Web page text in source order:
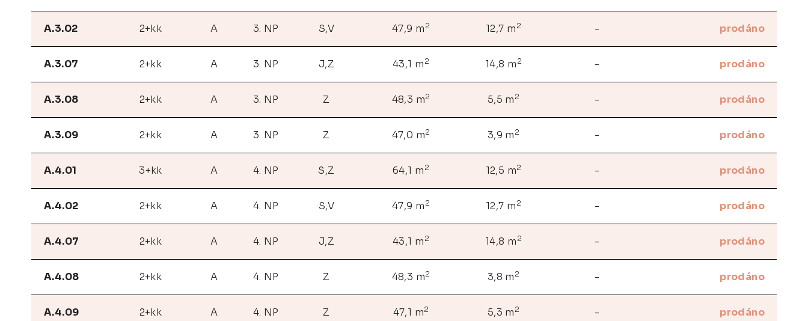
A.3.02 2+kk A 3. NP S,V 47,9 m 2 12,7 m 2 - prodáno
A.3.07 2+kk A 3. NP J,Z 43,1 m 2 14,8 m 2 - prodáno
A.3.08 2+kk A 3. NP Z 48,3 m2 5,5 m 2 - prodáno
A.3.09 2+kk A 3. NP Z 47,0 m2 3,9 m 2 - prodáno
A.4.01 3+kk A 4. NP S,Z 64,1 m 2 12,5 m2 - prodáno
A.4.02 2+kk A 4. NP S,V 47,9 m 2 12,7 m 2 - prodáno
A.4.07 2+kk A 4. NP J,Z 43,1 m 2 14,8 m 2 - prodáno
A.4.08 2+kk A 4. NP Z 48,3 m2 3,8 m 2 - prodáno
A.4.09 2+kk A 4. NP Z 47,1 m2 5,3 m 2 - prodáno